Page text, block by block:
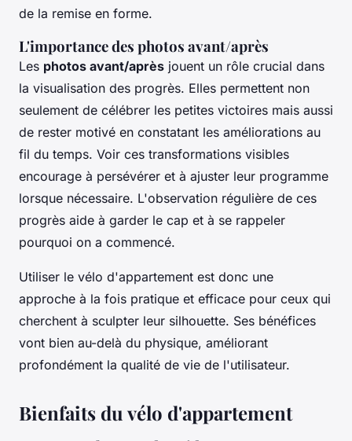
de la remise en forme.
L'importance des photos avant/après
Les photos avant/après jouent un rôle crucial dans
la visualisation des progrès. Elles permettent non
seulement de célébrer les petites victoires mais aussi
de rester motivé en constatant les améliorations au
fil du temps. Voir ces transformations visibles
encourage à persévérer et à ajuster leur programme
lorsque nécessaire. L'observation régulière de ces
progrès aide à garder le cap et à se rappeler
pourquoi on a commencé.
Utiliser le vélo d'appartement est donc une
approche à la fois pratique et efficace pour ceux qui
cherchent à sculpter leur silhouette. Ses bénéfices
vont bien au-delà du physique, améliorant
profondément la qualité de vie de l'utilisateur.
Bienfaits du vélo d'appartement